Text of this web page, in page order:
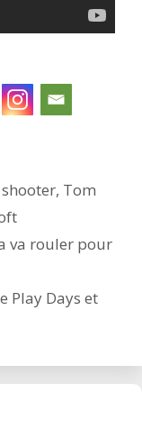
shooter, Tom
va rouler pour
Play Days et